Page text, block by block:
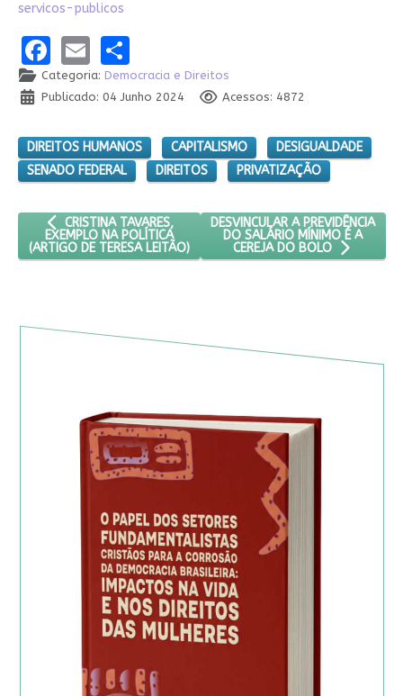
servicos-publicos
Facebook
EmailShare
Categoria: Democracia e Direitos
Publicado: 04 Junho 2024
Acessos: 4872
DIREITOS HUMANOS CAPITALISMO
DESIGUALDADE
SENADO FEDERAL
DIREITOS PRIVATIZAÇÃO
ARTIGO ANTERIOR: CRISTINA TAVARES, EXEMPLO NA
CRISTINA TAVARES,
EXEMPLO NA POLÍTICA
(ARTIGO DE TERESA LEITÃO)
PRÓXIMO ARTIGO:
DESVINCULAR A PREVIDÊNCIA
DO SALÁRIO MÍNIMO É A
CEREJA DO BOLO